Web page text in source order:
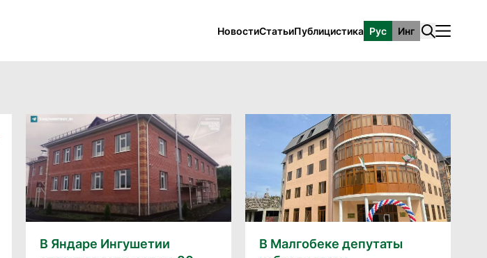
НовостиСтатьиПублицистика Рус Инг
В Яндаре Ингушетии
В Малгобеке депутаты